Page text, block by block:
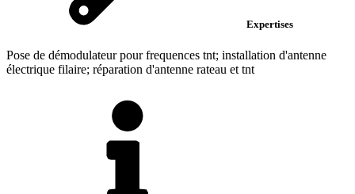
Expertises
Pose de démodulateur pour frequences tnt; installation d'antenne
électrique filaire; réparation d'antenne rateau et tnt